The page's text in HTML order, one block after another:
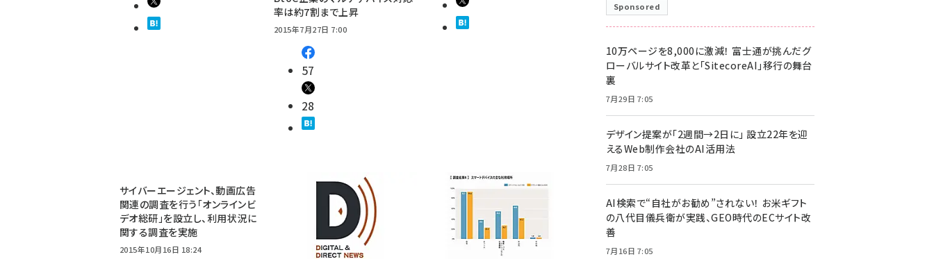
率は約7割まで上昇
2015年7月27日 7:00
57
28
サイバーエージェント、動画広告
関連の調査を行う「オンラインビ
デオ総研」を設立し、利用状況に
関する調査を実施
2015年10月16日 18:24
Sponsored
10万ページを8,000に激減！ 富士通が挑んだグ
ローバルサイト改革と「SitecoreAI」移行の舞台
裏
7月29日 7:05
デザイン提案が「2週間→2日に」 設立22年を迎
えるWeb制作会社のAI活用法
7月28日 7:05
AI検索で“自社がお勧め”されない！ お米ギフト
の八代目儀兵衛が実践、GEO時代のECサイト改
善
7月16日 7:05